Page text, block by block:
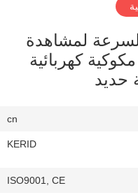
لمشاهدة
كهربائية
حديد
cn
KERID
ISO9001, CE